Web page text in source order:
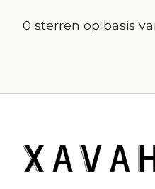
0 sterren op basis